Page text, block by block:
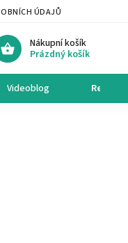
ÚDAJŮ
Nákupní košík
Prázdný košík
Videoblog Recepty